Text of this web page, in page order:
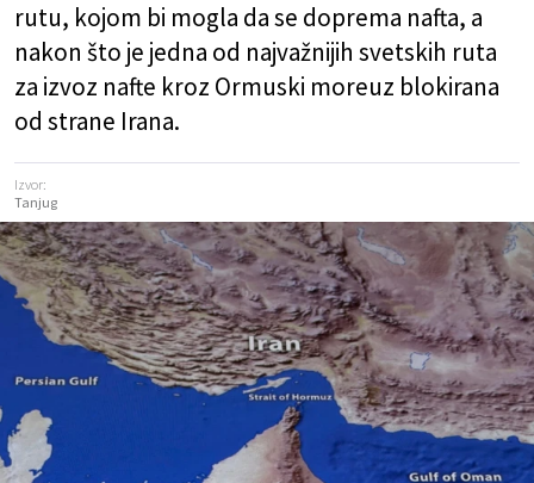
rutu, kojom bi mogla da se doprema nafta, a
nakon što je jedna od najvažnijih svetskih ruta
za izvoz nafte kroz Ormuski moreuz blokirana
od strane Irana.
Izvor:
Tanjug